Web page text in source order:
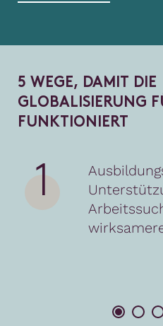
5 W EG E, DAM T D E
G LO BAL S E RU N G F
FU N KT O N E RT
1